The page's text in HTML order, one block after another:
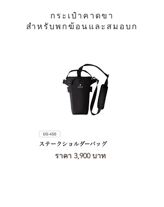
กระเป๋าคาดขา
สำหรับพกฆ้อนและสมอบก
ราคา 3,900 บาท